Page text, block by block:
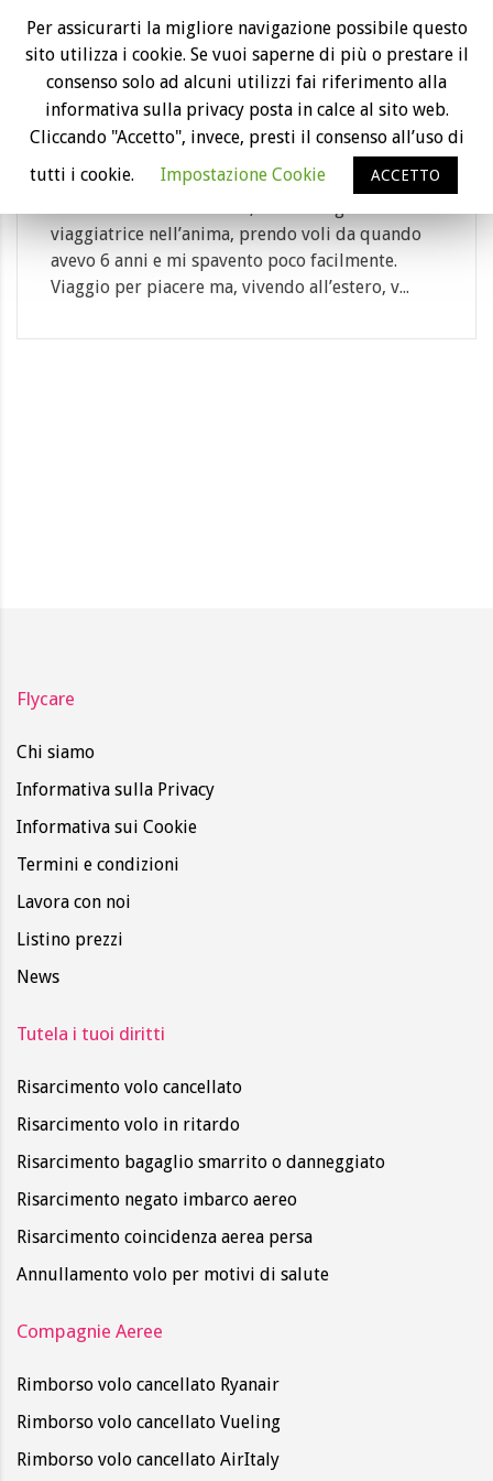
06
Mar
Volo in ritardo per neve: la mia storia
all’Aeroporto di Napoli
viaggiatrice nell’anima, prendo voli da quando
avevo 6 anni e mi spavento poco facilmente.
Viaggio per piacere ma, vivendo all’estero, v...
Flycare
Chi siamo
Informativa sulla Privacy
Informativa sui Cookie
Termini e condizioni
Lavora con noi
Listino prezzi
News
Tutela i tuoi diritti
Risarcimento volo cancellato
Risarcimento volo in ritardo
Risarcimento bagaglio smarrito o danneggiato
Risarcimento negato imbarco aereo
Risarcimento coincidenza aerea persa
Annullamento volo per motivi di salute
Compagnie Aeree
Rimborso volo cancellato Ryanair
Rimborso volo cancellato Vueling
Rimborso volo cancellato AirItaly
Per assicurarti la migliore navigazione possibile questo
sito utilizza i cookie. Se vuoi saperne di più o prestare il
consenso solo ad alcuni utilizzi fai riferimento alla
informativa sulla privacy posta in calce al sito web.
Cliccando "Accetto", invece, presti il consenso all’uso di
tutti i cookie.
Impostazione Cookie ACCETTO